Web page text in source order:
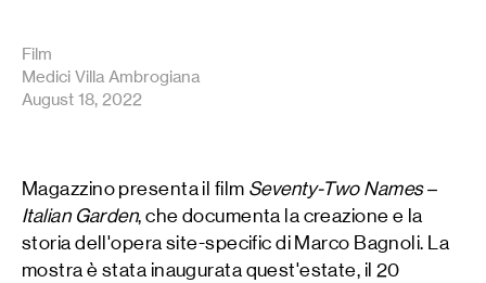
Film
Medici Villa Ambrogiana
August 18, 2022
Magazzino presenta il film Seventy-Two Names –
Italian Garden, che documenta la creazione e la
storia dell'opera site-specific di Marco Bagnoli. La
mostra è stata inaugurata quest'estate, il 20